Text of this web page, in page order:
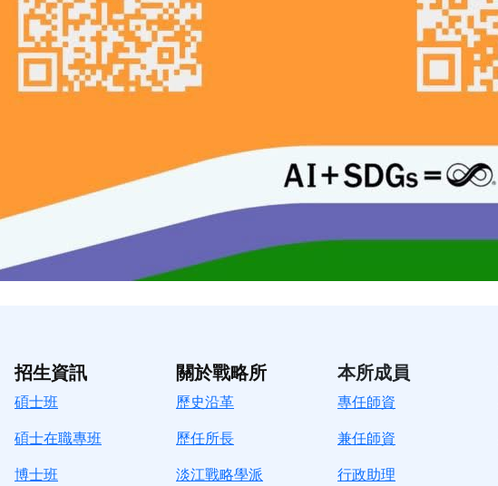
招生資訊
碩士班
碩士在職專班
博士班
關於戰略所
歷史沿革
歷任所長
淡江戰略學派
本所成員
專任師資
兼任師資
行政助理